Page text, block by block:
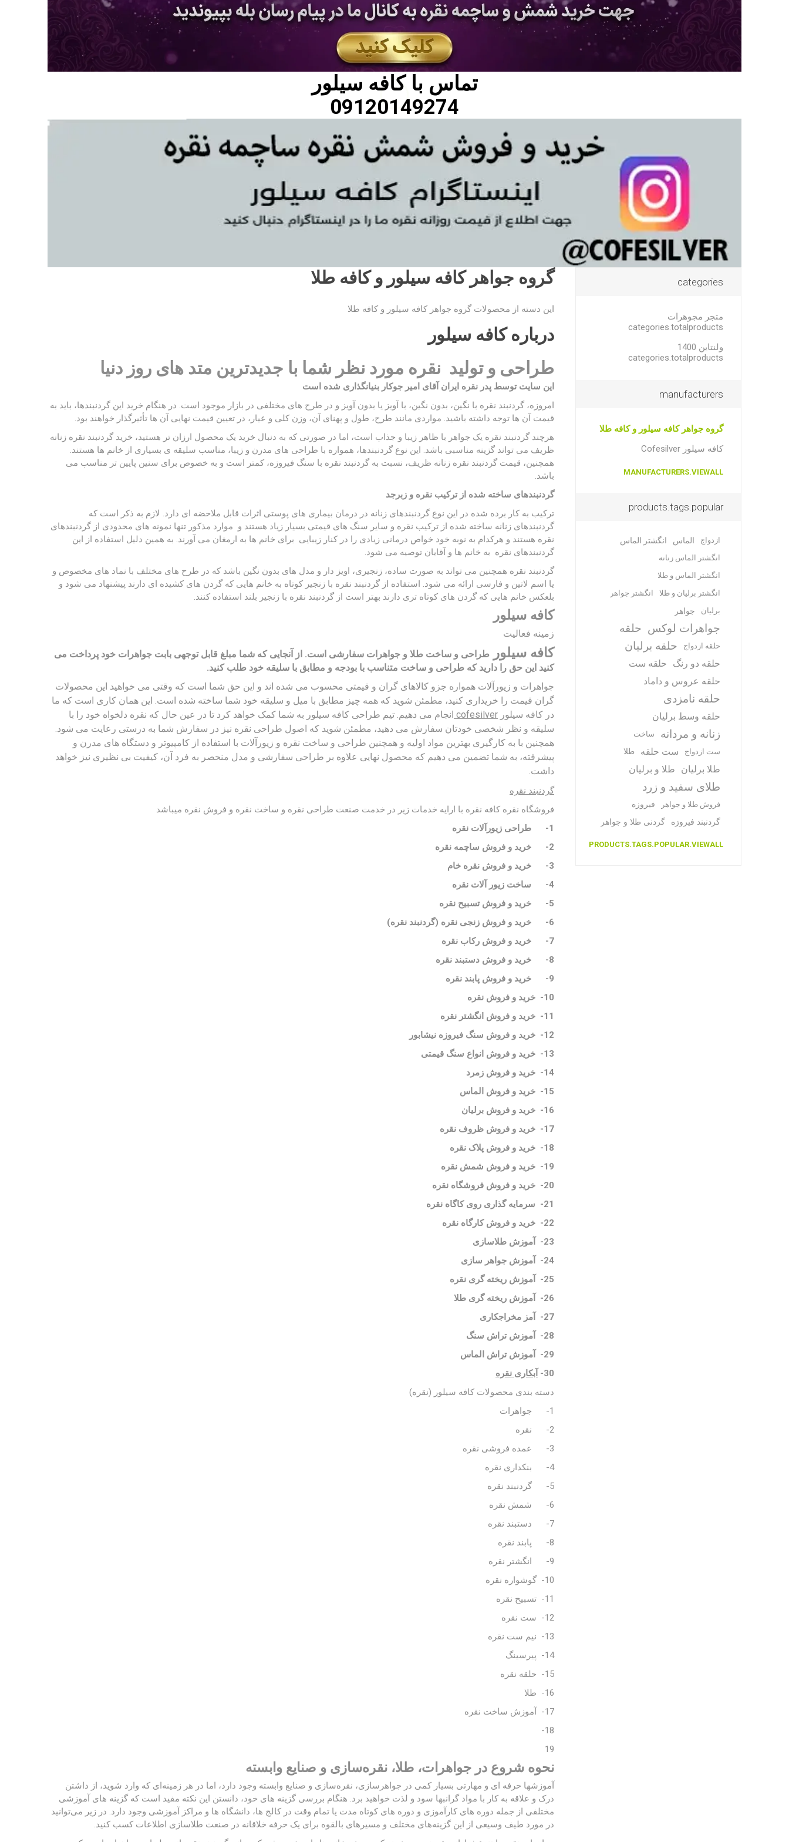
تماس باکافه سیلور
09120149274
گروه جواهر کافه سیلور و کافه طلا
این دسته از محصولات گروه جواهر کافه سیلور و کافه طلا
درباره کافه سیلور
طراحی و تولید نقره مورد نظر شما با جدیدترین متد های روز دنیا
این سایت توسط پدر نقره ایران آقای امیر جوکار بنیانگذاری شده است
امروزه، گردنبند نقره با نگین، بدون نگین، با آویز یا بدون آویز و در طرح‌ های مختلفی در بازار موجود است. در هنگام خرید این گردنبندها، باید به
قیمت آن‌ ها توجه داشته باشید. مواردی مانند طرح، طول و پهنای آن، وزن کلی و عیار، در تعیین قیمت نهایی آن‌ ها تأثیرگذار خواهند بود.
هرچند گردنبند نقره یک جواهر با ظاهر زیبا و جذاب است، اما در صورتی که به دنبال خرید یک محصول ارزان‌ تر هستید، خرید گردنبند نقره زنانه
ظریف می‌ تواند گزینه مناسبی باشد. این نوع گردنبند‌ها، همواره با طراحی‌ های مدرن و زیبا، مناسب سلیقه‌ ی بسیاری از خانم‌ ها هستند.
همچنین، قیمت گردنبند نقره زنانه ظریف، نسبت به گردنبند نقره با سنگ فیروزه، کمتر است و به‌ خصوص برای سنین پایین‌ تر مناسب می‌
باشد.
گردنبندهای ساخته شده از ترکیب نقره و زبرجد
ترکیب به کار برده شده در این نوع گردنبندهای زنانه در درمان بیماری های پوستی اثرات قابل ملاحضه ای دارد. لازم به ذکر است که
گردنبندهای زنانه ساخته شده از ترکیب نقره و سایر سنگ های قیمتی بسیار زیاد هستند و موارد مذکور تنها نمونه های محدودی از گردنبندهای
نقره هستند و هرکدام به نوبه خود خواص درمانی زیادی را در کنار زیبایی برای خانم ها به ارمغان می آورند. به همین دلیل استفاده از این
گردنبندهای نقره به خانم ها و آقایان توصیه می شود.
گردنبند نقره همچنین می تواند به صورت ساده، زنجیری، اویز دار و مدل های بدون نگین باشد که در طرح های مختلف با نماد های مخصوص و
یا اسم لاتین و فارسی ارائه می شود. استفاده از گردنبند نقره با زنجیر کوتاه به خانم هایی که گردن های کشیده ای دارند پیشنهاد می شود و
بلعکس خانم هایی که گردن های کوتاه تری دارند بهتر است از گردنبند نقره با زنجیر بلند استفاده کنند.
کافه سیلور
زمینه فعالیت
کافه سیلور
طراحی و ساخت طلا و جواهرات سفارشی است. از آنجایی که شما مبلغ قابل توجهی بابت جواهرات خود پرداخت می
کنید این حق را دارید که طراحی و ساخت متناسب با بودجه و مطابق با سلیقه خود طلب کنید.
جواهرات و زیورآلات همواره جزو کالاهای گران و قیمتی محسوب می شده اند و این حق شما است که وقتی می خواهید این محصولات
گران قیمت را خریداری کنید، مطمئن شوید که همه چیز مطابق با میل و سلیقه خود شما ساخته شده است. این همان کاری است که ما
در کافه سیلور cofesilver انجام می دهیم. تیم طراحی کافه سیلور به شما کمک خواهد کرد تا در عین حال که نقره دلخواه خود را با
سلیقه و نظر شخصی خودتان سفارش می دهید، مطمئن شوید که اصول طراحی نقره نیز در سفارش شما به درستی رعایت می شود.
همچنین با به کارگیری بهترین مواد اولیه و همچنین طراحی و ساخت نقره و زیورآلات با استفاده از کامپیوتر و دستگاه های مدرن و
پیشرفته، به شما تضمین می دهیم که محصول نهایی علاوه بر طراحی سفارشی و مدل منحصر به فرد آن، کیفیت بی نظیری نیز خواهد
داشت.
گردنبند نقره
فروشگاه نقره کافه نقره با ارايه خدمات زیر در خدمت صنعت طراحی نقره و ساخت نقره و فروش نقره میباشد
1-
طراحی زیورآلات نقره
2-
خرید و فروش ساچمه نقره
3-
خرید و فروش نقره خام
4-
ساخت زیور آلات نقره
5-
خرید و فروش تسبیح نقره
6-
خرید و فروش زنجی نقره (گردنبند نقره)
7-
خرید و فروش رکاب نقره
8-
خرید و فروش دستبند نقره
9-
خرید و فروش پابند نقره
10-
خرید و فروش نقره
11-
خرید و فروش انگشتر نقره
12-
خرید و فروش سنگ فیروزه نیشابور
13-
خرید و فروش انواع سنگ قیمتی
14-
خرید و فروش زمرد
15-
خرید و فروش الماس
16-
خرید و فروش برلیان
17-
خرید و فروش ظروف نقره
18-
خرید و فروش پلاک نقره
19-
خرید و فروش شمش نقره
20-
خرید و فروش فروشگاه نقره
21-
سرمایه گذاری روی کاگاه نقره
22-
خرید و فروش کارگاه نقره
23-
آموزش طلاسازی
24-
آموزش جواهر سازی
25-
آموزش ریخته گری نقره
26-
آموزش ریخته گری طلا
27-
آمز مخراجکاری
28-
آموزش تراش سنگ
29-
آموزش تراش الماس
30-
آبکاری نقره
دسته بندی محصولات کافه سیلور (نقره)
1- جواهرات
2- نقره
3- عمده فروشی نقره
4- بنکداری نقره
5- گردنبند نقره
6- شمش نقره
7- دستبند نقره
8- پابند نقره
9- انگشتر نقره
10- گوشواره نقره
11- تسبیح نقره
12- ست نقره
13- نیم ست نقره
14- پیرسینگ
15- حلقه نقره
16- طلا
17- آموزش ساخت نقره
18-
19
نحوه شروع در جواهرات، طلا، نقره‌سازی و صنایع وابسته
آموزشها حرفه ای و مهارتی بسیار کمی در جواهرسازی، نقره‌سازی و صنایع وابسته وجود دارد، اما در هر زمینه‌ای که وارد شوید، از داشتن
درک و علاقه به کار با مواد گرانبها سود و لذت خواهید برد. هنگام بررسی گزینه های خود، دانستن این نکته مفید است که گزینه های آموزشی
مختلفی از جمله دوره های کارآموزی و دوره های کوتاه مدت یا تمام وقت در کالج ها، دانشگاه ها و مراکز آموزشی وجود دارد. در زیر می‌توانید
در مورد طیف وسیعی از این گزینه‌های مختلف و مسیرهای بالقوه برای یک حرفه خلاقانه در صنعت طلاسازی اطلاعات کسب کنید.
categories
متجر مجوهرات
categories.totalproducts
ولنتاین 1400
categories.totalproducts
manufacturers
گروه جواهر کافه سیلور و کافه طلا
کافه سیلور Cofesilver
MANUFACTURERS.VIEWALL
products.tags.popular
ازدواج الماس انگشتر الماس
انگشتر الماس زنانه
انگشتر الماس و طلا
انگشتر برلیان و طلا
انگشتر جواهر
برلیان
جواهر
جواهرات لوکس حلقه
حلقه ازدواج حلقه برلیان
حلقه دو رنگ
حلقه ست
حلقه عروس و داماد
حلقه نامزدی
حلقه وسط برلیان
زنانه و مردانه
ساخت
ست ازدواج
ست حلقه طلا
طلا برلیان طلا و برلیان
طلای سفید و زرد
فروش طلا و جواهر
فیروزه
گردنبند فیروزه
گردنی طلا و جواهر
PRODUCTS.TAGS.POPULAR.VIEWALL